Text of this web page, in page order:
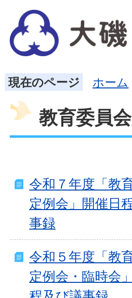
現在のページ ホーム
教育委員
令和７年度「教
定例会」開催日
事録
令和５年度「教
定例会・臨時会